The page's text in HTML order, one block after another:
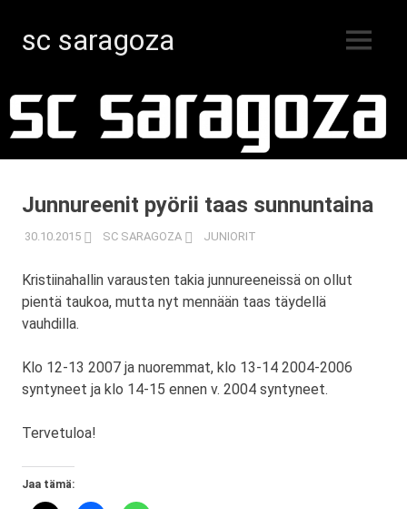
content
sc saragoza
vuodesta
1996
MENU
Junnureenit pyörii taas sunnuntaina
30.10.2015 SC SARAGOZA JUNIORIT
Kristiinahallin varausten takia junnureeneissä on ollut
pientä taukoa, mutta nyt mennään taas täydellä
vauhdilla.
Klo 12-13 2007 ja nuoremmat, klo 13-14 2004-2006
syntyneet ja klo 14-15 ennen v. 2004 syntyneet.
Tervetuloa!
Jaa tämä: